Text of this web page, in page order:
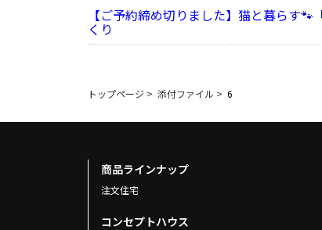
【ご予約締め切りました】猫と暮らす🐾
くり
トップページ > 添付ファイル > 6
商品ラインナップ
注文住宅
コンセプトハウス